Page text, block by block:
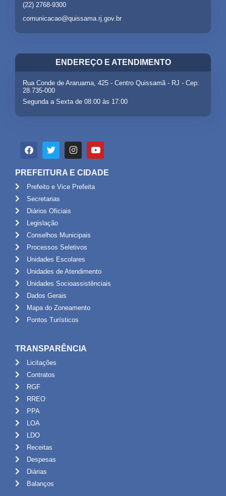
(22) 2768-9300
comunicacao@quissama.rj.gov.br
ENDEREÇO E ATENDIMENTO
Rua Conde de Araruama, 425 - Centro Quissamã - RJ - Cep:
28.735-000
Segunda a Sexta de 08:00 às 17:00
PREFEITURA E CIDADE
Prefeito e Vice Prefeita
Secretarias
Diários Oficiais
Legislação
Conselhos Municipais
Processos Seletivos
Unidades Escolares
Unidades de Atendimento
Unidades Socioassistênciais
Dados Gerais
Mapa do Zoneamento
Pontos Turísticos
TRANSPARÊNCIA
Licitações
Contratos
RGF
RREO
PPA
LOA
LDO
Receitas
Despesas
Diárias
Balanços